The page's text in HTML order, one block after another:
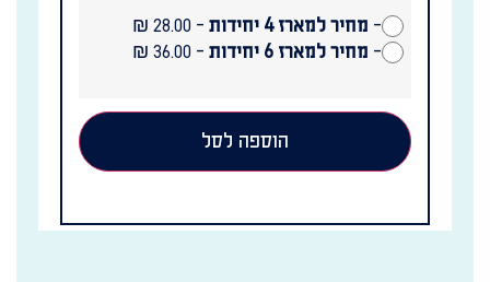
- מחיר למארז 4 יחידות -
28.00
₪
- מחיר למארז 6 יחידות -
36.00
₪
הוספה לסל